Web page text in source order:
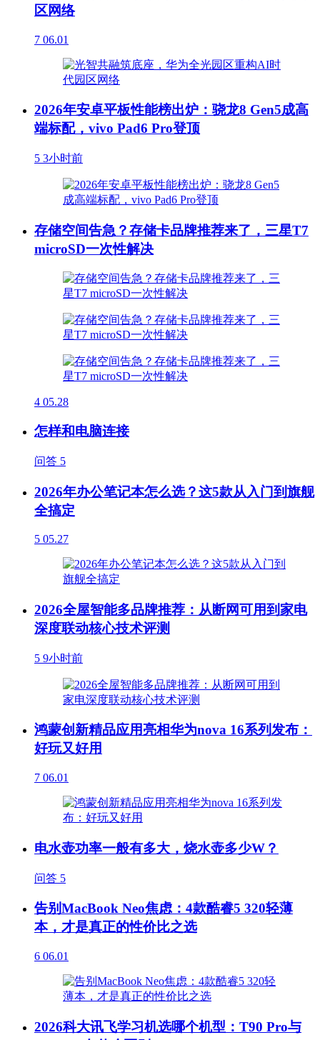
区网络
7 06.01
2026年安卓平板性能榜出炉：骁龙8 Gen5成高
端标配，vivo Pad6 Pro登顶
5 3小时前
存储空间告急？存储卡品牌推荐来了，三星T7
microSD一次性解决
4 05.28
怎样和电脑连接
问答 5
2026年办公笔记本怎么选？这5款从入门到旗舰
全搞定
5 05.27
2026全屋智能多品牌推荐：从断网可用到家电
深度联动核心技术评测
5 9小时前
鸿蒙创新精品应用亮相华为nova 16系列发布：
好玩又好用
7 06.01
电水壶功率一般有多大，烧水壶多少W？
问答 5
告别MacBook Neo焦虑：4款酷睿5 320轻薄
本，才是真正的性价比之选
6 06.01
2026科大讯飞学习机选哪个机型：T90 Pro与